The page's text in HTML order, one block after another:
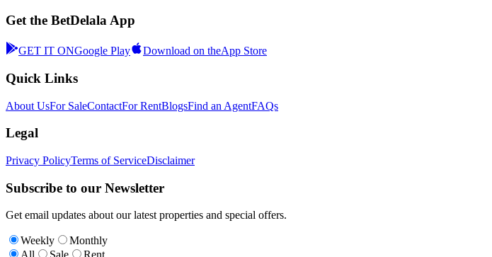
Get the BetDelala App
GET IT ONGoogle Play Download on theApp Store
Quick Links
About UsFor SaleContactFor RentBlogsFind an AgentFAQs
Legal
Privacy PolicyTerms of ServiceDisclaimer
Subscribe to our Newsletter
Get email updates about our latest properties and special offers.
Weekly
Monthly